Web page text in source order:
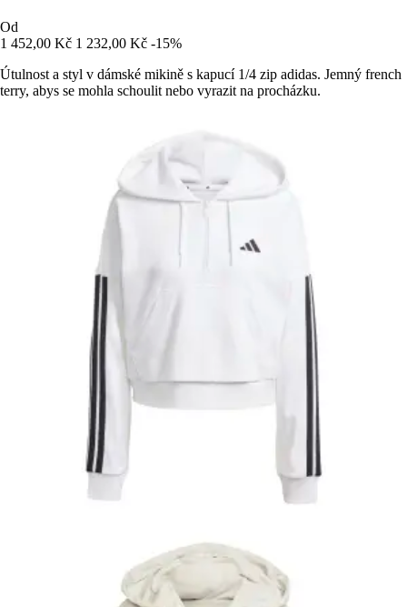
Od
1 452,00 Kč 1 232,00 Kč -15%
Útulnost a styl v dámské mikině s kapucí 1/4 zip adidas. Jemný french
terry, abys se mohla schoulit nebo vyrazit na procházku.